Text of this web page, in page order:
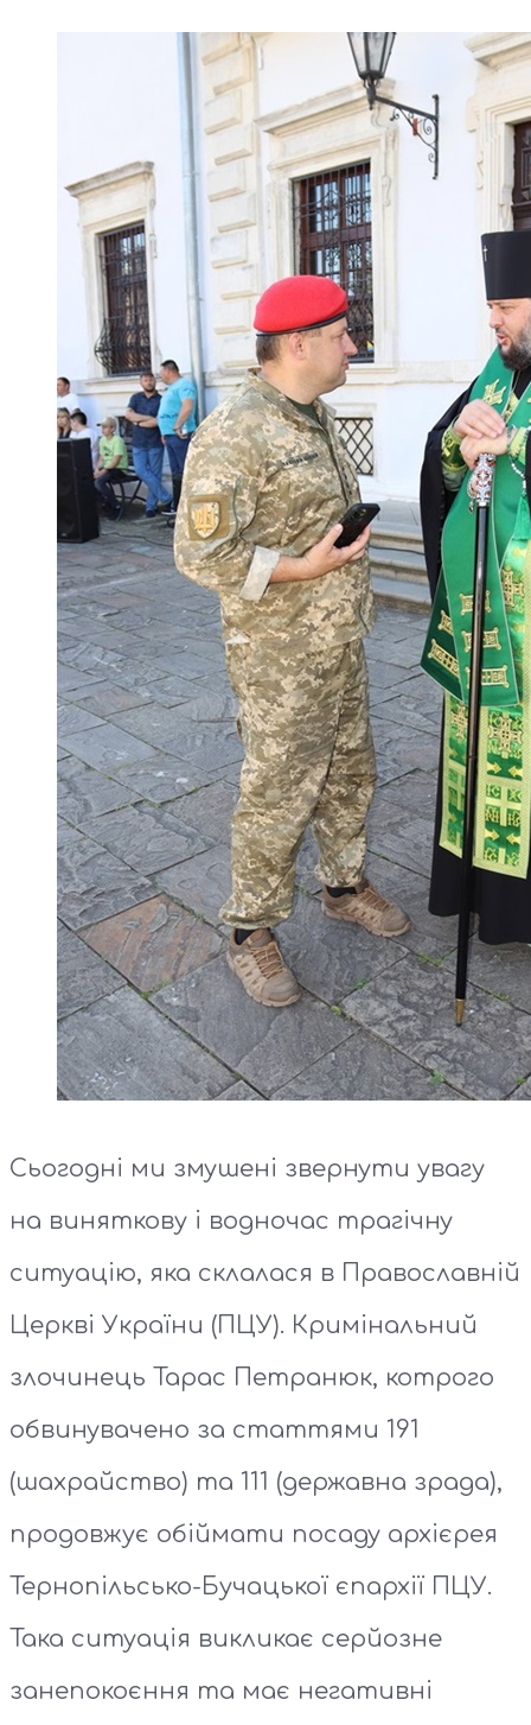
Сьогодні ми змушені звернути увагу
на виняткову і водночас трагічну
ситуацію, яка склалася в Православній
Церкві України (ПЦУ). Кримінальний
злочинець Тарас Петранюк, котрого
обвинувачено за статтями 191
(шахрайство) та 111 (державна зрада),
продовжує обіймати посаду архієрея
Тернопільсько-Бучацької єпархії ПЦУ.
Така ситуація викликає серйозне
занепокоєння та має негативні